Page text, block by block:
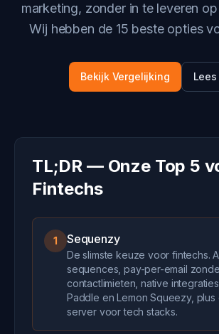
marketing, zonder in te leveren
Wij hebben de 15 beste opties
Bekijk Vergelijking Lees
TL;DR — Onze Top 5
Fintechs
1 Sequenzy
De slimste keuze voor fintechs.
sequences, pay-per-email
contactlimieten, native integraties
Paddle en Lemon Squeezy, plus
server voor tech stacks.